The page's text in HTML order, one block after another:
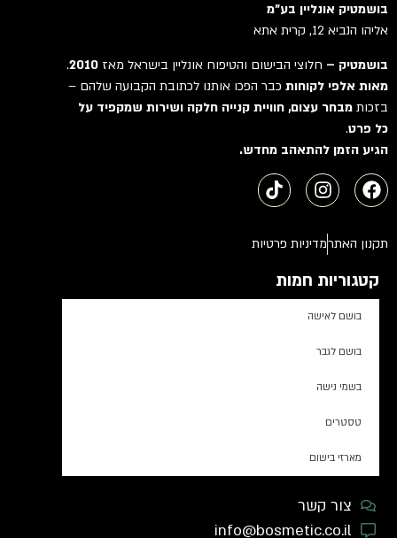
בושמטיק אונליין בע"מ
אליהו הנביא 12, קרית אתא
בושמטיק –חלוצי הבישום והטיפוח אונליין בישראל מאז2010
.
מאות אלפי לקוחותכבר הפכו אותנו לכתובת הקבועה שלהם –
בזכותמבחר עצום, חוויית קנייה חלקה ושירות שמקפיד על
כל פרט.
הגיע הזמן להתאהב מחדש.
תקנון האתרמדיניות פרטיות
קטגוריות חמות
בושם לאישה
בושם לגבר
בשמי נישה
טסטרים
מארזי בישום
צור קשר
info@bosmetic.co.il